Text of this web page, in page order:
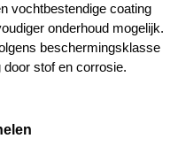
vochtbestendige coating
onderhoud mogelijk.
beschermingsklasse
stof en corrosie.